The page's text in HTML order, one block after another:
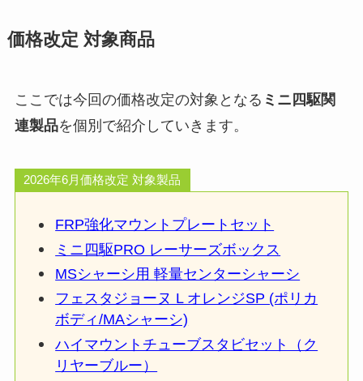
価格改定 対象商品
ここでは今回の価格改定の対象となる ミニ四駆関
連製品を個別で紹介していきます。
2026年6月価格改定 対象製品
FRP強化マウントプレートセット
ミニ四駆PRO レーサーズボックス
MSシャーシ用 軽量センターシャーシ
フェスタジョーヌ L オレンジSP (ポリカ
ボディ/MAシャーシ)
ハイマウントチューブスタビセット（ク
リヤーブルー）